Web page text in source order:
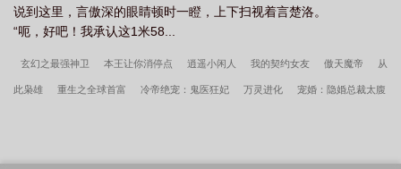
说到这里，言傲深的眼睛顿时一瞪，上下扫视着言楚洛。
“呃，好吧！我承认这1米58...
玄幻之最强神卫 本王让你消停点 逍遥小闲人 我的契约女友 傲天魔帝 从
此枭雄 重生之全球首富 冷帝绝宠：鬼医狂妃 万灵进化 宠婚：隐婚总裁太腹